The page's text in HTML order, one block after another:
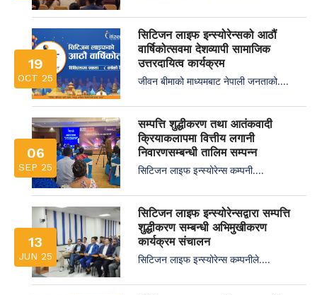
19
OCT 25
सिटिजन लाइफ इन्स्योरेन्सको आठौं
वार्षिकोत्सवमा देशव्यापी सामाजिक
उत्तरदायित्व कार्यक्रम
जीवन बीमाको माध्यमबाट नेपाली जनताको....
06
SEP 25
सम्पत्ति शुद्धीकरण तथा आतंकवादी
क्रियाकलापमा वित्तीय लगानी
निवारणसम्बन्धी तालिम सम्पन्न
सिटिजन लाइफ इन्स्योरेन्स कम्पनी....
13
JUN 25
सिटिजन लाइफ इन्स्योरेन्सद्वारा सम्पत्ति
शुद्धीकरण सम्बन्धी अभिमुखीकरण
कार्यक्रम संचालन
सिटिजन लाइफ इन्स्योरेन्स कम्पनीले....